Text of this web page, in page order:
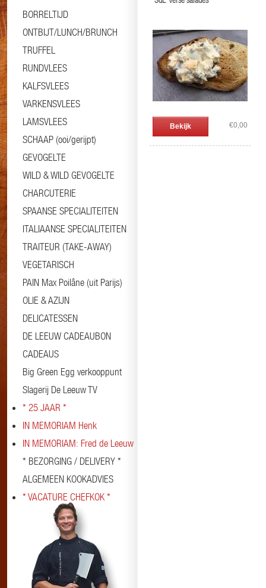
BORRELTIJD
ONTBIJT/LUNCH/BRUNCH
TRUFFEL
RUNDVLEES
KALFSVLEES
VARKENSVLEES
LAMSVLEES
SCHAAP (ooi/gerijpt)
GEVOGELTE
WILD & WILD GEVOGELTE
CHARCUTERIE
SPAANSE SPECIALITEITEN
ITALIAANSE SPECIALITEITEN
TRAITEUR (TAKE-AWAY)
VEGETARISCH
PAIN Max Poilâne (uit Parijs)
OLIE & AZIJN
DELICATESSEN
DE LEEUW CADEAUBON
CADEAUS
Big Green Egg verkooppunt
Slagerij De Leeuw TV
* 25 JAAR *
IN MEMORIAM Henk
IN MEMORIAM: Fred de Leeuw
* BEZORGING / DELIVERY *
ALGEMEEN KOOKADVIES
* VACATURE CHEFKOK *
Bekijk €0,00